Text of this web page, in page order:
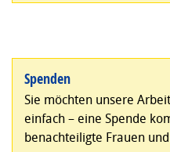
Spenden
Sie möchten unsere
einfach – eine Spende
benachteiligte Frauen